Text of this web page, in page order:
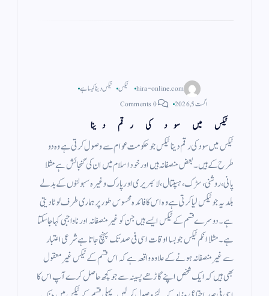
hira-online.com ٹیکس ٹیکس دینا کیسا ہے
اگست 5, 2026
0 Comments
ٹیکس میں سود کی رقم دینا
ٹیکس میں سود کی رقم دینا ٹیکس جو حکومت عوام سے وصول کرتی ہے وہ دو
طرح کے ہیں ۔ بعض منصفانہ ہیں اور خود اسلام میں ان کی گنجائش ہے مثلا
پانی ، روشنی ، سڑک ، ہسپتال ، لائبریری اور پارک وغیرہ سہولتوں کے بدلے
بلدیہ جو ٹیکس لیا کرتی ہے وہ اس کا فائدہ محسوس طور پر ہماری طرف لوٹا دیتی
ہے ۔ دوسرے قسم کے ٹیکس ایسے ہیں جن کو غیر منصفانہ اور ناواجبی کہا جاسکتا
ہے ۔ مثلا انکم ٹیکس جو بسا اوقات اسی فی صد تک پہنچ جاتا ہے شرعی اعتبار
سے غیر منصفانہ ہونے کے علاوہ واقعہ ہے کہ اس قسم کے ٹیکس غیر معقول
بھی ہیں کہ ایک شخص اپنے گاڑھے پسینہ سے جو کچھ حاصل کرے آپ اس کا